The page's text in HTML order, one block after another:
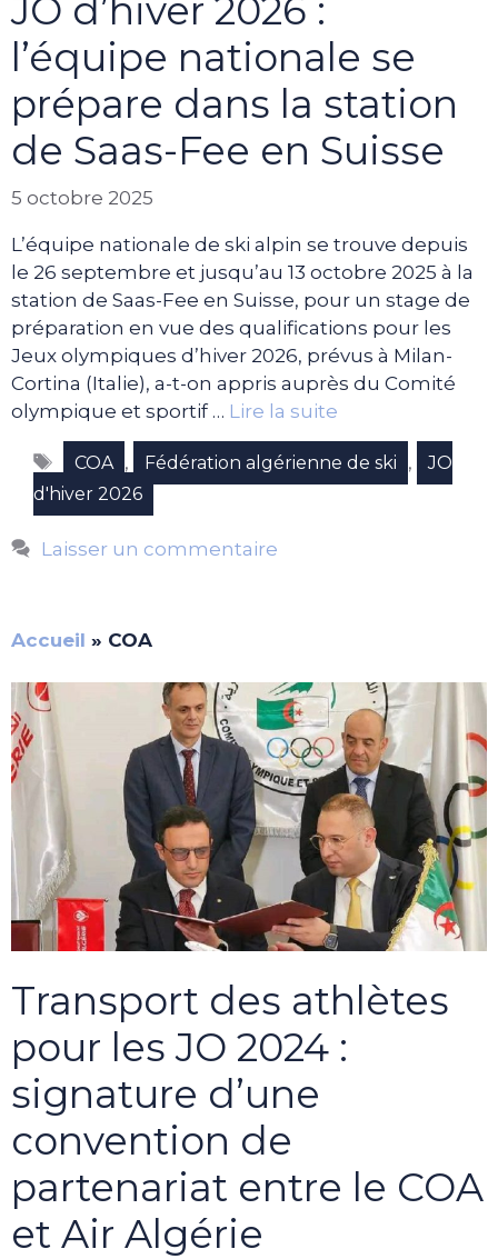
JO d’hiver 2026 :
l’équipe nationale se
prépare dans la station
de Saas-Fee en Suisse
5 octobre 2025
L’équipe nationale de ski alpin se trouve depuis
le 26 septembre et jusqu’au 13 octobre 2025 à la
station de Saas-Fee en Suisse, pour un stage de
préparation en vue des qualifications pour les
Jeux olympiques d’hiver 2026, prévus à Milan-
Cortina (Italie), a-t-on appris auprès du Comité
olympique et sportif … Lire la suite
Étiquettes
COA , Fédération algérienne de ski ,
JO
d'hiver 2026
Laisser un commentaire
Accueil » COA
Transport des athlètes
pour les JO 2024 :
signature d’une
convention de
partenariat entre le COA
et Air Algérie